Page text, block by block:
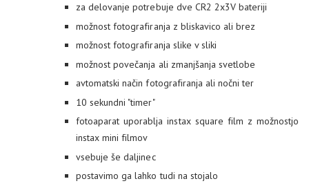
za delovanje potrebuje dve CR2 2x3V bateriji
možnost fotografiranja z bliskavico ali brez
možnost fotografiranja slike v sliki
možnost povečanja ali zmanjšanja svetlobe
avtomatski način fotografiranja ali nočni ter
10 sekundni "timer"
fotoaparat uporablja instax square film z možnostjo
instax mini filmov
vsebuje še daljinec
postavimo ga lahko tudi na stojalo